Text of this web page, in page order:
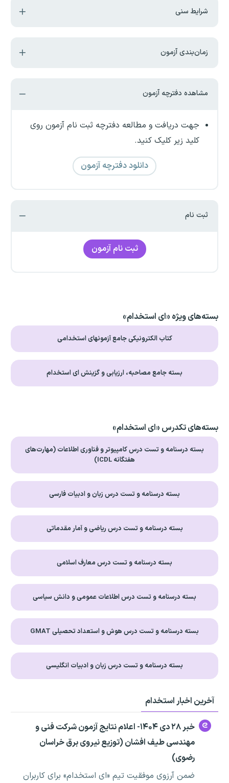
شرایط سنی
زمان‌بندی آزمون
مشاهده دفترچه آزمون
جهت دریافت و مطالعه دفترچه ثبت نام آزمون روی
کلید زیر کلیک کنید.
دانلود دفترچه آزمون
ثبت نام
ثبت نام آزمون
بسته‌های ویژه «ای استخدام»
کتاب الکترونیکی جامع آزمونهای استخدامی
بسته جامع مصاحبه، ارزیابی و گزینش ای استخدام
بسته‌های تکدرس «ای استخدام»
بسته درسنامه و تست درس کامپیوتر و فناوری اطلاعات (مهارت‌های
هفتگانه ICDL)
بسته درسنامه و تست درس زبان و ادبیات فارسی
بسته درسنامه و تست درس ریاضی و آمار مقدماتی
بسته درسنامه و تست درس معارف اسلامی
بسته درسنامه و تست درس اطلاعات عمومی و دانش سیاسی
بسته درسنامه و تست درس هوش و استعداد تحصیلی GMAT
بسته درسنامه و تست درس زبان و ادبیات انگلیسی
آخرین اخبار استخدام
خبر ۲۸ دی ۱۴۰۴- اعلام نتایج آزمون شرکت فنی و
مهندسی طیف افشان (توزیع نیروی برق خراسان
رضوی)
ضمن آرزوی موفقیت تیم «ای استخدام» برای کاربران